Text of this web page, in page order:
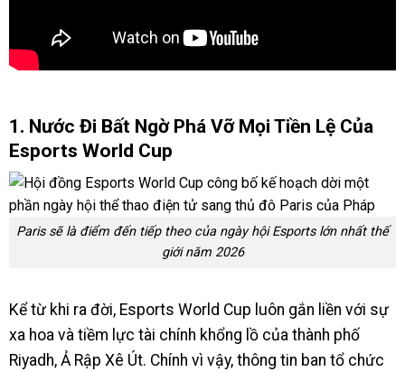
1. Nước Đi Bất Ngờ Phá Vỡ Mọi Tiền Lệ Của
Esports World Cup
Paris sẽ là điểm đến tiếp theo của ngày hội Esports lớn nhất thế
giới năm 2026
Kể từ khi ra đời, Esports World Cup luôn gắn liền với sự
xa hoa và tiềm lực tài chính khổng lồ của thành phố
Riyadh, Ả Rập Xê Út. Chính vì vậy, thông tin ban tổ chức